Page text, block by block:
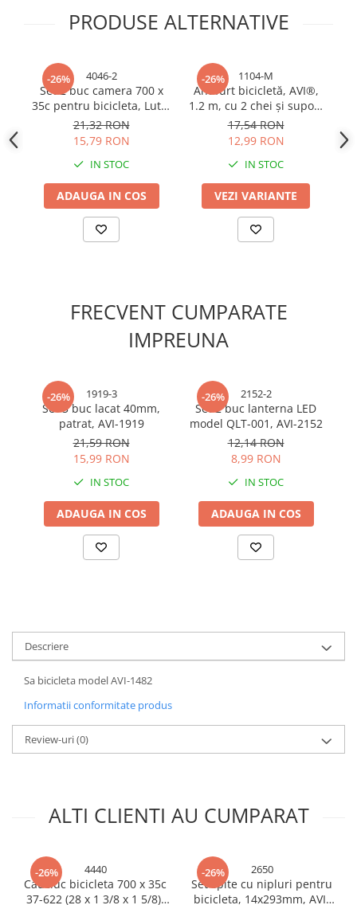
Iluminat & Electrice
Accesorii corpuri de iluminat
Accesorii prelungitoare
Accesorii prize si intrerupatoare
Aplice fatada
Aplice si plafoniere
Becuri
Cabluri electrice si conductori
Cabluri si adaptoare
Intrerupatoare
Lustre si pendule
Prelungitoare
Kit-uri Smart Home si senzori
Noptiere
Perii, trimere si clesti animale
Zgarzi, lese si hamuri
Produse ingrijire incaltaminte si
accesorii
Fitinguri si accesorii
Robineti
Sisteme filtrare instalatii
Gradina - Gradinarit
Accesorii irigare
Accesorii unelte gradinarit
Articole antidaunatori gradina
PRODUSE ALTERNATIVE
-26% 4046-2
Set 2 buc camera 700 x
35c pentru bicicleta, Luta,
AVI-4046
21,32 RON
15,79 RON
IN STOC
ADAUGA IN COS
-26% 1104-M
Antifurt bicicletă, AVI®,
1.2 m, cu 2 chei și suport
de prindere, Mov, AVI-
1104-M
17,54 RON
12,99 RON
IN STOC
VEZI VARIANTE
FRECVENT CUMPARATE
IMPREUNA
-26% 1919-3
Set 3 buc lacat 40mm,
patrat, AVI-1919
21,59 RON
15,99 RON
IN STOC
ADAUGA IN COS
-26% 2152-2
Set 2 buc lanterna LED
model QLT-001, AVI-2152
12,14 RON
8,99 RON
IN STOC
ADAUGA IN COS
Descriere
Sa bicicleta model AVI-1482
Informatii conformitate produs
Review-uri(0)
ALTI CLIENTI AU CUMPARAT
-26% 4440
Cauciuc bicicleta 700 x 35c
37-622 (28 x 1 3/8 x 1 5/8),
-26% 2650
Set spite cu nipluri pentru
bicicleta, 14x293mm, AVI-